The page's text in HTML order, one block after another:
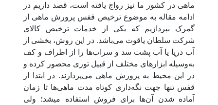
ماهی در کشور ما نیز رواج یافته است، قصد داریم در
ادامه مقاله به موضوع ترخیص قفس پرورش ماهی از
گمرک بپردازیم که یکی از خدمات ترخیص کالای
شرکت سلطان یاقوت می‌باشد. در این روش، بخشی از
آب دریا یا آب پشت سد و سراب‌ها را از اطراف و کف
به‌وسیله ابزارهای مختلف از قبیل توری محصور کرده و
در این محیط به پرورش ماهی می‌پردازند. در ابتدا از
قفس تنها جهت نگه‌داری کوتاه مدت ماهی‌ها تا زمان
آماده شدن آن‌ها برای فروش استفاده میشد؛ ولی